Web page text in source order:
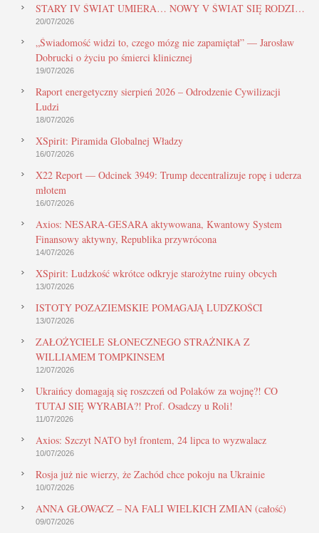
STARY IV ŚWIAT UMIERA… NOWY V ŚWIAT SIĘ RODZI…
20/07/2026
„Świadomość widzi to, czego mózg nie zapamiętał” — Jarosław
Dobrucki o życiu po śmierci klinicznej
19/07/2026
Raport energetyczny sierpień 2026 – Odrodzenie Cywilizacji
Ludzi
18/07/2026
XSpirit: Piramida Globalnej Władzy
16/07/2026
X22 Report — Odcinek 3949: Trump decentralizuje ropę i uderza
młotem
16/07/2026
Axios: NESARA-GESARA aktywowana, Kwantowy System
Finansowy aktywny, Republika przywrócona
14/07/2026
XSpirit: Ludzkość wkrótce odkryje starożytne ruiny obcych
13/07/2026
ISTOTY POZAZIEMSKIE POMAGAJĄ LUDZKOŚCI
13/07/2026
ZAŁOŻYCIELE SŁONECZNEGO STRAŻNIKA Z
WILLIAMEM TOMPKINSEM
12/07/2026
Ukraińcy domagają się roszczeń od Polaków za wojnę?! CO
TUTAJ SIĘ WYRABIA?! Prof. Osadczy u Roli!
11/07/2026
Axios: Szczyt NATO był frontem, 24 lipca to wyzwalacz
10/07/2026
Rosja już nie wierzy, że Zachód chce pokoju na Ukrainie
10/07/2026
ANNA GŁOWACZ – NA FALI WIELKICH ZMIAN (całość)
09/07/2026